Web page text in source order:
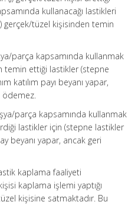
kullanacağı lastikleri
gerçek/tüzel kişisinden temin
parça kapsamında kullanmak
temin ettiği lastikler (stepne
katılım payı beyanı yapar,
ödemez.
parça kapsamında kullanmak
lastikler için (stepne lastikler
beyanı yapar, ancak geri
kaplama faaliyeti
kaplama işlemi yaptığı
kişisine satmaktadır. Bu